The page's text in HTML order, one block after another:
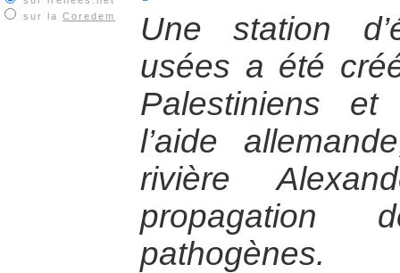
sur la Coredem
Une station
usées a été
Palestiniens
l’aide
rivière
propagation
pathogènes.